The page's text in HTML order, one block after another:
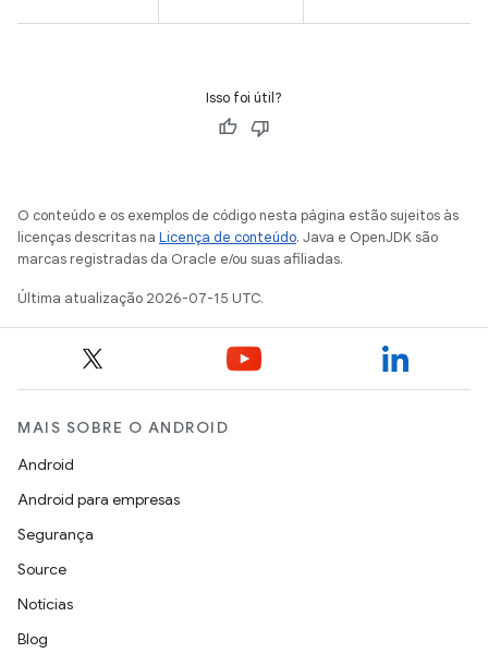
Isso foi útil?
O conteúdo e os exemplos de código nesta página estão sujeitos às
licenças descritas na Licença de conteúdo. Java e OpenJDK são
marcas registradas da Oracle e/ou suas afiliadas.
Última atualização 2026-07-15 UTC.
MAIS SOBRE O ANDROID
Android
Android para empresas
Segurança
Source
Notícias
Blog